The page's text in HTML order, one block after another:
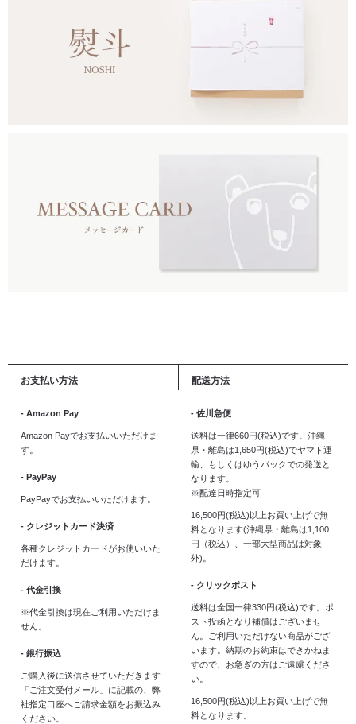
お支払い方法
- Amazon Pay
Amazon Payでお支払いいただけま
す。
- PayPay
PayPayでお支払いいただけます。
- クレジットカード決済
各種クレジットカードがお使いいた
だけます。
- 代金引換
※代金引換は現在ご利用いただけま
せん。
- 銀行振込
ご購入後に送信させていただきます
「ご注文受付メール」に記載の、弊
社指定口座へご請求金額をお振込み
ください。
配送方法
- 佐川急便
送料は一律660円(税込)です。沖縄
県・離島は1,650円(税込)でヤマト運
輸、もしくはゆうパックでの発送と
なります。
※配達日時指定可
16,500円(税込)以上お買い上げで無
料となります(沖縄県・離島は1,100
円（税込）、一部大型商品は対象
外)。
- クリックポスト
送料は全国一律330円(税込)です。ポ
スト投函となり補償はございませ
ん。ご利用いただけない商品がござ
います。納期のお約束はできかねま
すので、お急ぎの方はご遠慮くださ
い。
16,500円(税込)以上お買い上げで無
料となります。